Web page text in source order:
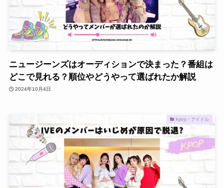
ニュージーンズはオーディションで決まった？番組は
どこで見れる？順位やどうやって選ばれたか解説
2024年10月4日
kpop・アイドル